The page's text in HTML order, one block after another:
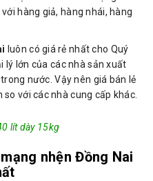
hàng giả, hàng nhái, hàng
luôn có giá rẻ nhất cho Quý
lý lớn của các nhà sản xuất
nước. Vậy nên giá bán lẻ
với các nhà cung cấp khác.
lít dày 15kg
nhện Đồng Nai